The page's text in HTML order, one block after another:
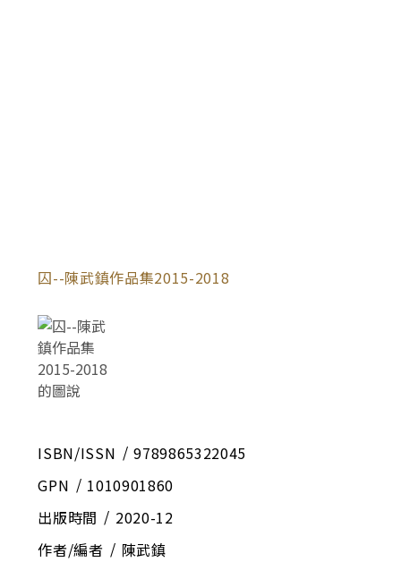
囚--陳武鎮作品集2015-2018
ISBN/ISSN
9789865322045
GPN
1010901860
出版時間
2020-12
作者/編者
陳武鎮